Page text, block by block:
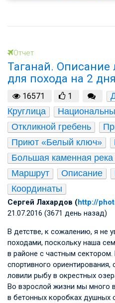
Отчет
Таганай.
для похода на 2 дня
16571 1
Круглица
Откликной гребень
Приют «Белый ключ»
Большая каменная река
Маршрут
Описание
Координаты
Сергей Лахардов (http://
21.07.2016 (3671 день назад)
В детстве, к сожалению, я не
походами, поскольку наша
в районе с частным
спортивного ориентирования,
ловили рыбу в окрестных
Во взрослой жизни мы много
в бетонных коробках душных